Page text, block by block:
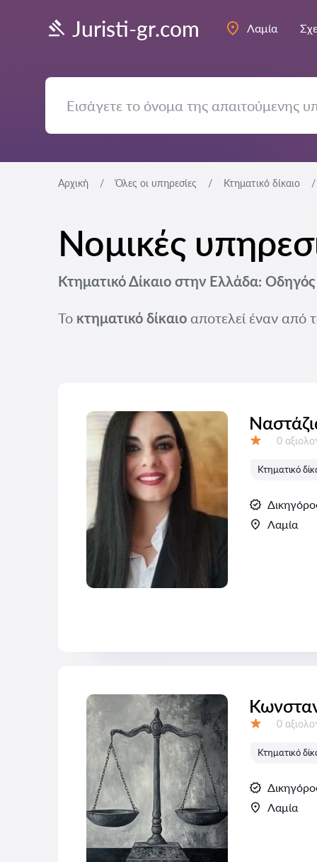
Juristi-gr.com Λαμία
Αρχική Όλες οι υπηρεσίες Κτηματικό δίκαιο
Νομικές
Κτηματικό Δίκαιο στην Ελλάδα:
Το κτηματικό δίκαιο αποτελεί έναν από
0
Κτηματικό
Λαμία
0
Κτηματικό
Λαμία